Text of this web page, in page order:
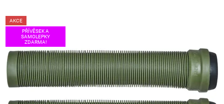
AKCE
PŘÍVĚSEK A
SAMOLEPKY
ZDARMA!